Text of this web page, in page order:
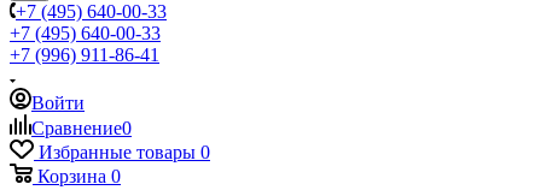
+7 (495) 640-00-33
+7 (495) 640-00-33
+7 (996) 911-86-41
Войти
Сравнение0
Избранные товары 0
Корзина 0